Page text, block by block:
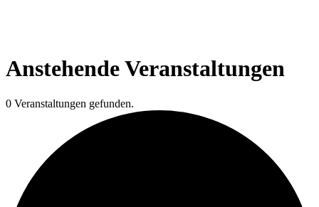
Anstehende Veranstaltungen
0 Veranstaltungen gefunden.